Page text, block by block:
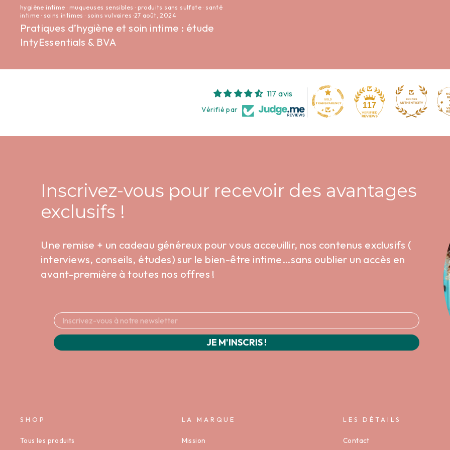
hygiène intime · muqueuses sensibles · produits sans sulfate · santé
intime · soins intimes · soins vulvaires ·27 août, 2024
Pratiques d’hygiène et soin intime : étude
IntyEssentials & BVA
117 avis
Vérifié par 117
Inscrivez-vous pour recevoir des avantages
exclusifs !
Une remise + un cadeau généreux pour vous acceuillir, nos contenus exclusifs (
interviews, conseils, études) sur le bien-être intime…sans oublier un accès en
avant-première à toutes nos offres !
JE M'INSCRIS !
SHOP
Tous les produits
LA MARQUE
Mission
LES DÉTAILS
Contact